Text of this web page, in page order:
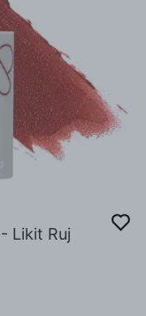
Likit Ruj